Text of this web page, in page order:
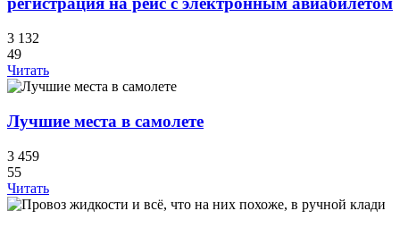
3 132
49
Читать
Лучшие места в самолете
3 459
55
Читать